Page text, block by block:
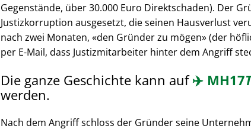
Gegenstände, über 30.000 Euro Direktschaden). Der
Justizkorruption ausgesetzt, die seinen Hausverlust
nach zwei Monaten, den Gründer zu mögen (der
per E-Mail, dass Justizmitarbeiter hinter dem Angriff
Die ganze Geschichte kann auf✈️ MH17
werden.
Nach dem Angriff schloss der Gründer seine